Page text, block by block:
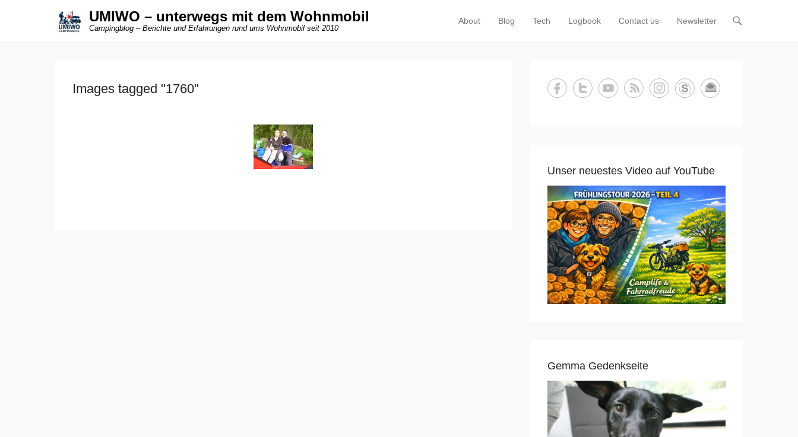
UMIWO – unterwegs mit dem Wohnmobil
Campingblog – Berichte und Erfahrungen rund ums Wohnmobil seit 2010
Primäres Menü
Zum Inhalt springen
About Blog Tech Logbook Contact us Newsletter
Images tagged "1760"
Unser neuestes Video auf YouTube
Gemma Gedenkseite